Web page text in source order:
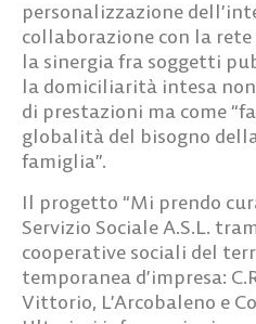
personalizzazione
collaborazione con la
la sinergia fra soggetti
la domiciliarità intesa
di prestazioni ma come
globalità del bisogno
famiglia”.
Il progetto “Mi prendo
Servizio Sociale A.S.L.
cooperative sociali del
temporanea d’impresa:
Vittorio, L’Arcobaleno e